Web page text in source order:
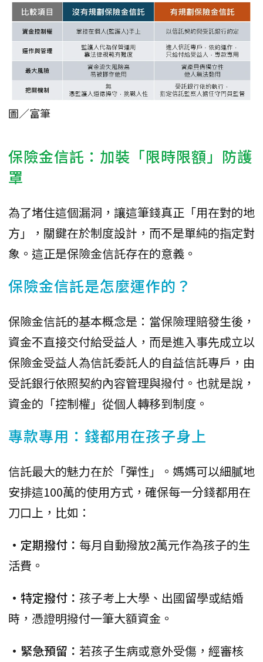
圖／富筆
保險金信託：加裝「限時限額」防護
罩
為了堵住這個漏洞，讓這筆錢真正「用在對的地
方」，關鍵在於制度設計，而不是單純的指定對
象。這正是保險金信託存在的意義。
保險金信託是怎麼運作的？
保險金信託的基本概念是：當保險理賠發生後，
資金不直接交付給受益人，而是進入事先成立以
保險金受益人為信託委託人的自益信託專戶，由
受託銀行依照契約內容管理與撥付。也就是說，
資金的「控制權」從個人轉移到制度。
專款專用：錢都用在孩子身上
信託最大的魅力在於「彈性」。媽媽可以細膩地
安排這100萬的使用方式，確保每一分錢都用在
刀口上，比如：
•定期撥付： 每月自動撥放2萬元作為孩子的生
活費。
•特定撥付： 孩子考上大學、出國留學或結婚
時，憑證明撥付一筆大額資金。
•緊急預留： 若孩子生病或意外受傷，經審核